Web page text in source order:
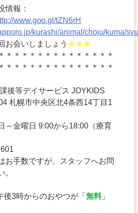
情報：
www.goo.gl/tZN6rH
kurashi/animal/choju/kuma/
お会いしましょう ★★★
＊＊＊＊＊＊＊＊＊＊＊＊＊＊
＊＊＊＊＊＊＊＊＊＊＊＊＊＊
後等デイサービス JOYKIDS
札幌市中央区北4条西14丁目1
～金曜日 9:00から18:00（療育
お手数ですが、スタッフへお問
。
3時からのおやつが「 無料」